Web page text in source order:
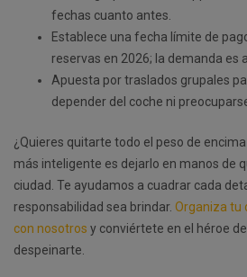
fechas cuanto antes.
Establece una fecha límite de
reservas en 2026; la demanda es
Apuesta por traslados grupales
depender del coche ni
¿Quieres quitarte todo el peso de
más inteligente es dejarlo en manos de
ciudad. Te ayudamos a cuadrar cada
responsabilidad sea brindar. Organiza tu
con nosotros y conviértete en el héroe
despeinarte.